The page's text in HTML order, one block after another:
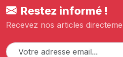
Restez informé !
Recevez nos articles